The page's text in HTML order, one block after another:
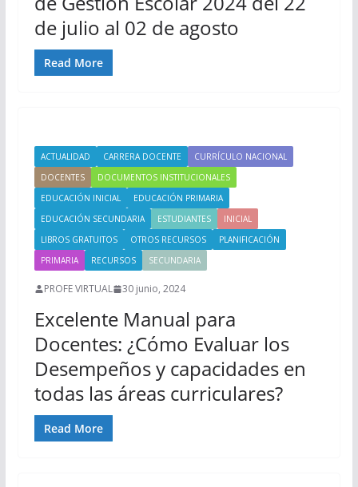
de julio al 02 de agosto
Read More
ACTUALIDAD CARRERA DOCENTE
CURRÍCULO NACIONAL
DOCENTES
DOCUMENTOS INSTITUCIONALES
EDUCACIÓN INICIAL
EDUCACIÓN PRIMARIA
EDUCACIÓN SECUNDARIA
ESTUDIANTES
INICIAL
LIBROS GRATUITOS
OTROS RECURSOS
PLANIFICACIÓN
PRIMARIA
RECURSOS SECUNDARIA
PROFE VIRTUAL 30 junio, 2024
Excelente Manual para
Docentes: ¿Cómo Evaluar los
Desempeños y capacidades en
todas las áreas curriculares?
Read More